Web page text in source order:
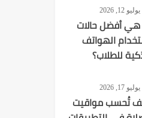
يوليو 12, 2026
هي أفضل حالات
الهواتف
للطلاب؟
يوليو 17, 2026
تُحسب مواقيت